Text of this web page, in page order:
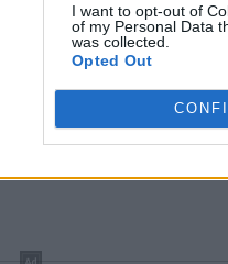
I want to opt-out of
of my Personal Data
was collected.
Opted Out